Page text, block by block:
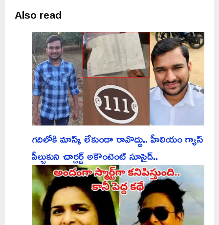
Also read
గదిలోకి మాస్క్ లేకుండా రావొద్దు.. హీలియం గ్యాస్
పీల్చుకుని చార్టర్డ్ అకౌంటెంట్ సూసైడ్..